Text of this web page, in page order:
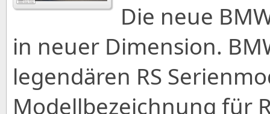
Die neue
in neuer Dimension.
legendären RS
Modellbezeichnung für